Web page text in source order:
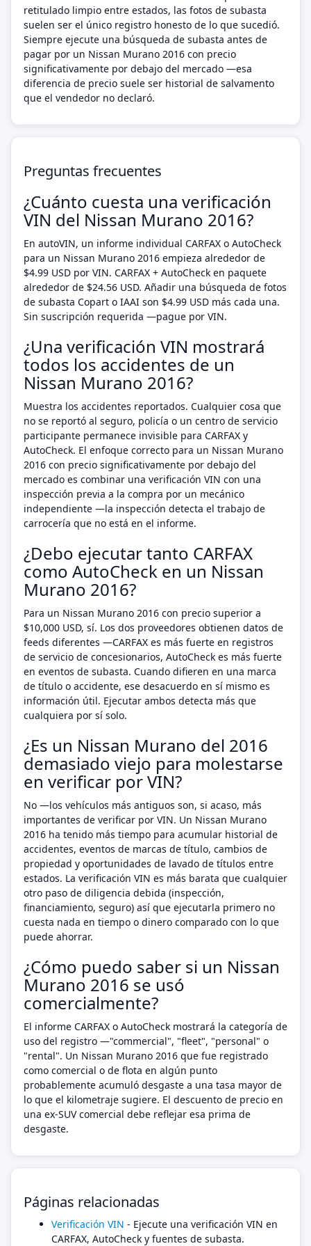
retitulado limpio entre estados, las fotos de subasta
suelen ser el único registro honesto de lo que sucedió.
Siempre ejecute una búsqueda de subasta antes de
pagar por un Nissan Murano 2016 con precio
significativamente por debajo del mercado —esa
diferencia de precio suele ser historial de salvamento
que el vendedor no declaró.
Preguntas frecuentes
¿Cuánto cuesta una verificación
VIN del Nissan Murano 2016?
En autoVIN, un informe individual CARFAX o AutoCheck
para un Nissan Murano 2016 empieza alrededor de
$4.99 USD por VIN. CARFAX + AutoCheck en paquete
alrededor de $24.56 USD. Añadir una búsqueda de fotos
de subasta Copart o IAAI son $4.99 USD más cada una.
Sin suscripción requerida —pague por VIN.
¿Una verificación VIN mostrará
todos los accidentes de un
Nissan Murano 2016?
Muestra los accidentes reportados. Cualquier cosa que
no se reportó al seguro, policía o un centro de servicio
participante permanece invisible para CARFAX y
AutoCheck. El enfoque correcto para un Nissan Murano
2016 con precio significativamente por debajo del
mercado es combinar una verificación VIN con una
inspección previa a la compra por un mecánico
independiente —la inspección detecta el trabajo de
carrocería que no está en el informe.
¿Debo ejecutar tanto CARFAX
como AutoCheck en un Nissan
Murano 2016?
Para un Nissan Murano 2016 con precio superior a
$10,000 USD, sí. Los dos proveedores obtienen datos de
feeds diferentes —CARFAX es más fuerte en registros
de servicio de concesionarios, AutoCheck es más fuerte
en eventos de subasta. Cuando difieren en una marca
de título o accidente, ese desacuerdo en sí mismo es
información útil. Ejecutar ambos detecta más que
cualquiera por sí solo.
¿Es un Nissan Murano del 2016
demasiado viejo para molestarse
en verificar por VIN?
No —los vehículos más antiguos son, si acaso, más
importantes de verificar por VIN. Un Nissan Murano
2016 ha tenido más tiempo para acumular historial de
accidentes, eventos de marcas de título, cambios de
propiedad y oportunidades de lavado de títulos entre
estados. La verificación VIN es más barata que cualquier
otro paso de diligencia debida (inspección,
financiamiento, seguro) así que ejecutarla primero no
cuesta nada en tiempo o dinero comparado con lo que
puede ahorrar.
¿Cómo puedo saber si un Nissan
Murano 2016 se usó
comercialmente?
El informe CARFAX o AutoCheck mostrará la categoría de
uso del registro —"commercial", "fleet", "personal" o
"rental". Un Nissan Murano 2016 que fue registrado
como comercial o de flota en algún punto
probablemente acumuló desgaste a una tasa mayor de
lo que el kilometraje sugiere. El descuento de precio en
una ex-SUV comercial debe reflejar esa prima de
desgaste.
Páginas relacionadas
Verificación VIN - Ejecute una verificación VIN en
CARFAX, AutoCheck y fuentes de subasta.